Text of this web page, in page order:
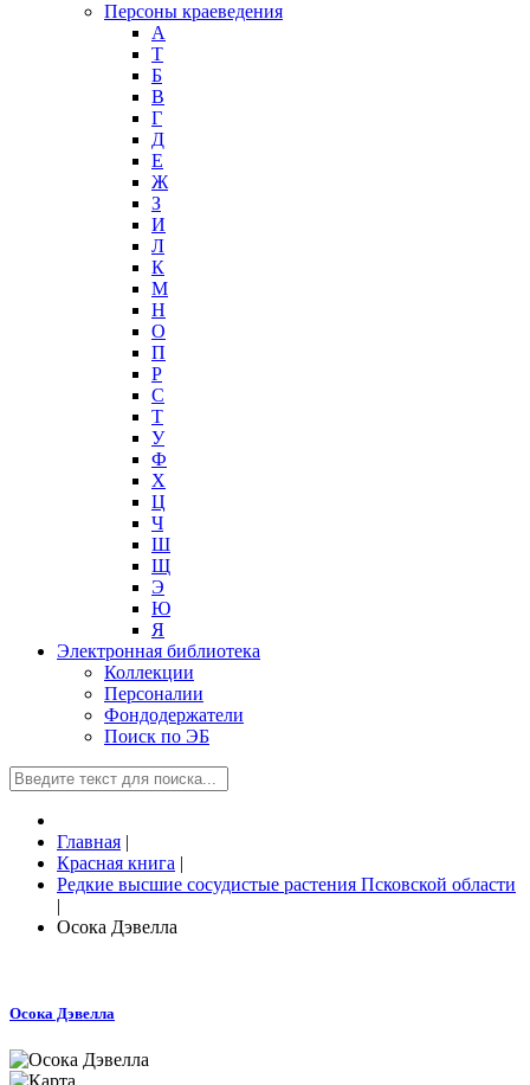
Персоны краеведения
А
T
Б
В
Г
Д
Е
Ж
З
И
Л
К
М
Н
О
П
Р
С
Т
У
Ф
Х
Ц
Ч
Ш
Щ
Э
Ю
Я
Электронная библиотека
Коллекции
Персоналии
Фондодержатели
Поиск по ЭБ
Главная |
Красная книга |
Редкие высшие сосудистые растения Псковской области
|
Осока Дэвелла
Осока Дэвелла